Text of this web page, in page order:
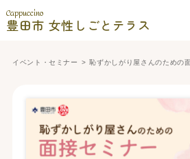
Cappuccino
豊田市 女性しごとテラス
イベント・セミナー 恥ずかしがり屋さんのための